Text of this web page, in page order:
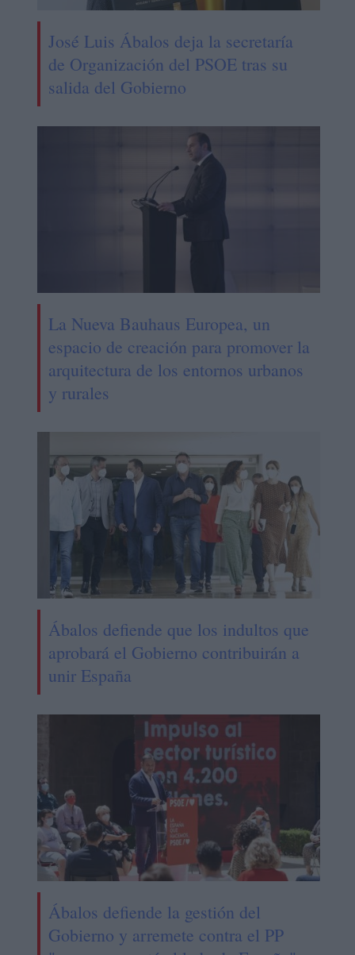
José Luis Ábalos deja la secretaría
de Organización del PSOE tras su
salida del Gobierno
La Nueva Bauhaus Europea, un
espacio de creación para promover la
arquitectura de los entornos urbanos
y rurales
Ábalos defiende que los indultos que
aprobará el Gobierno contribuirán a
unir España
Ábalos defiende la gestión del
Gobierno y arremete contra el PP